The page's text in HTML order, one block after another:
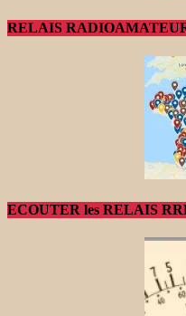
RELAIS
ECOUTER les RELAIS